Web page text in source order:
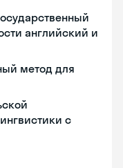
английский и
метод для
с